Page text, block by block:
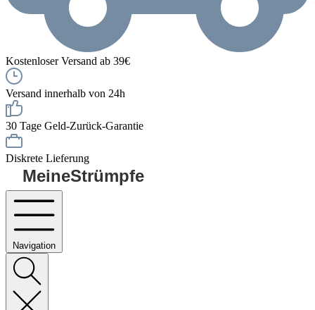
Kostenloser Versand ab 39€
Versand innerhalb von 24h
30 Tage Geld-Zurück-Garantie
Diskrete Lieferung
MeineStrümpfe
Navigation